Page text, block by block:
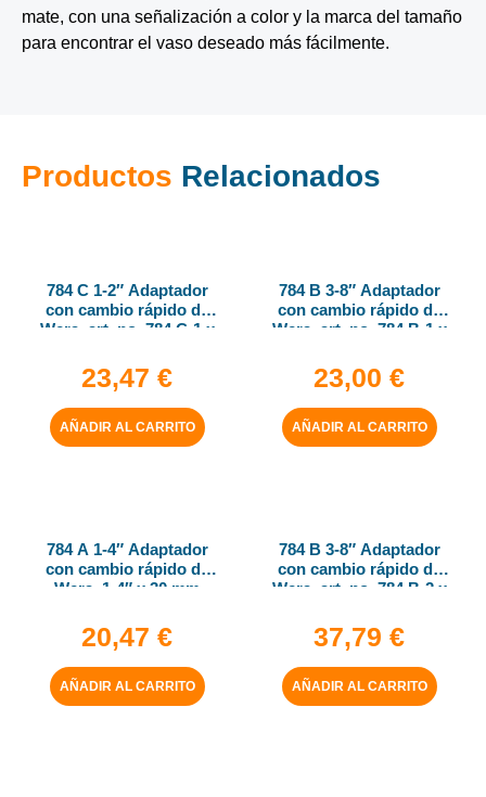
mate, con una señalización a color y la marca del tamaño
para encontrar el vaso deseado más fácilmente.
Productos Relacionados
784 C 1-2″ Adaptador
con cambio rápido de
Wera, art. no. 784 C-1 x
23,47 €
AÑADIR AL CARRITO
784 B 3-8″ Adaptador
con cambio rápido de
Wera, art. no. 784 B-1 x
23,00 €
AÑADIR AL CARRITO
784 A 1-4″ Adaptador
con cambio rápido de
Wera, 1-4″ x 30 mm
20,47 €
AÑADIR AL CARRITO
784 B 3-8″ Adaptador
con cambio rápido de
Wera, art. no. 784 B-2 x
37,79 €
AÑADIR AL CARRITO